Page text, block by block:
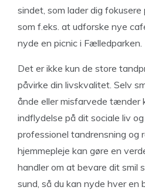
sindet, som lader dig
som f.eks. at udforske nye
nyde en picnic i Fælledparken.
Det er ikke kun de store
påvirke din livskvalitet. Selv
ånde eller misfarvede tænder
indflydelse på dit sociale liv
professionel tandrensning og
hjemmepleje kan gøre en
handler om at bevare dit smil
sund, så du kan nyde hver en